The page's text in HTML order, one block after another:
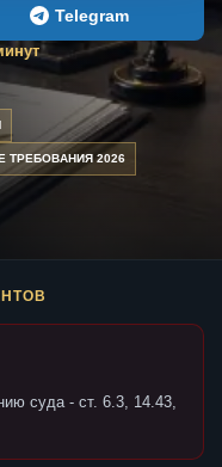
Telegram
ТРЕБОВАНИЯ 2026
суда - ст. 6.3, 14.43,